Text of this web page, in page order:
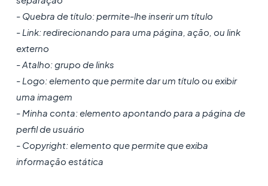
- Quebra de título: permite-lhe inserir um título
- Link: redirecionando para uma página, ação, ou link
externo
- Atalho: grupo de links
- Logo: elemento que permite dar um título ou exibir
uma imagem
- Minha conta: elemento apontando para a página de
perfil de usuário
- Copyright: elemento que permite que exiba
informação estática